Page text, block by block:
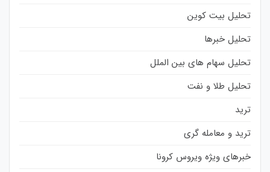
تحلیل بیت کوین
تحلیل خبرها
تحلیل سهام های بین الملل
تحلیل طلا و نفت
ترید
ترید و معامله گری
خبرهای ویژه ویروس کرونا